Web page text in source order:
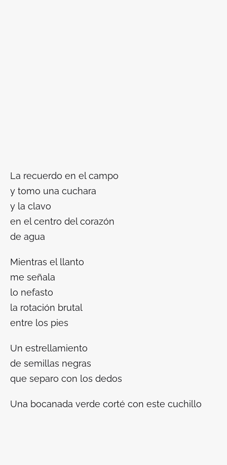
La recuerdo en el campo
y tomo una cuchara
y la clavo
en el centro del corazón
de agua
Mientras el llanto
me señala
lo nefasto
la rotación brutal
entre los pies
Un estrellamiento
de semillas negras
que separo con los dedos
Una bocanada verde corté con este cuchillo